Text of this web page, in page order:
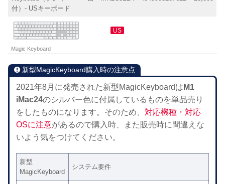
付）- USキーボード
US
Magic Keyboard
新型MagicKeyboard購入時の注意点
2021年8月に発売された新型MagicKeyboardは M1
iMac24のシルバー色に付属しているものを単品売り
をしたものになります。そのため、 対応機種・対応
OSに注意があるので購入時、また販売時に間違えな
いよう気をつけてください。
新型
MagicKeyboard
システム要件